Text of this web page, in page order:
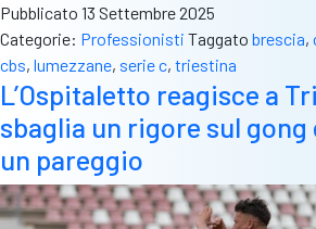
sconfitta
e
ancora
nessun
punto
in
classifica
Pubblicato 13 Settembre 2025
Categorie: Professionisti Taggato brescia,
cbs, lumezzane, serie c, triestina
L’Ospitaletto reagisce a
sbaglia un rigore sul gong
un pareggio